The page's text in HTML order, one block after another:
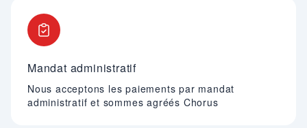
Mandat administratif
Nous acceptons les paiements par mandat
administratif et sommes agréés Chorus